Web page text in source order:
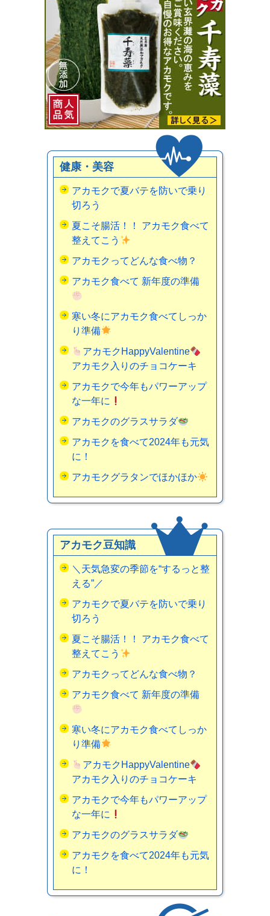
健康・美容
アカモクで夏バテを防いで乗り
切ろう
夏こそ腸活！！ アカモク食べて
整えてこう
アカモクってどんな食べ物？
アカモク食べて 新年度の準備
寒い冬にアカモク食べてしっか
り準備
アカモクHappyValentine
アカモク入りのチョコケーキ
アカモクで今年もパワーアップ
な一年に
アカモクのグラスサラダ
アカモクを食べて2024年も元気
に！
アカモクグラタンでほかほか
アカモク豆知識
＼天気急変の季節を“するっと整
える”／
アカモクで夏バテを防いで乗り
切ろう
夏こそ腸活！！ アカモク食べて
整えてこう
アカモクってどんな食べ物？
アカモク食べて 新年度の準備
寒い冬にアカモク食べてしっか
り準備
アカモクHappyValentine
アカモク入りのチョコケーキ
アカモクで今年もパワーアップ
な一年に
アカモクのグラスサラダ
アカモクを食べて2024年も元気
に！